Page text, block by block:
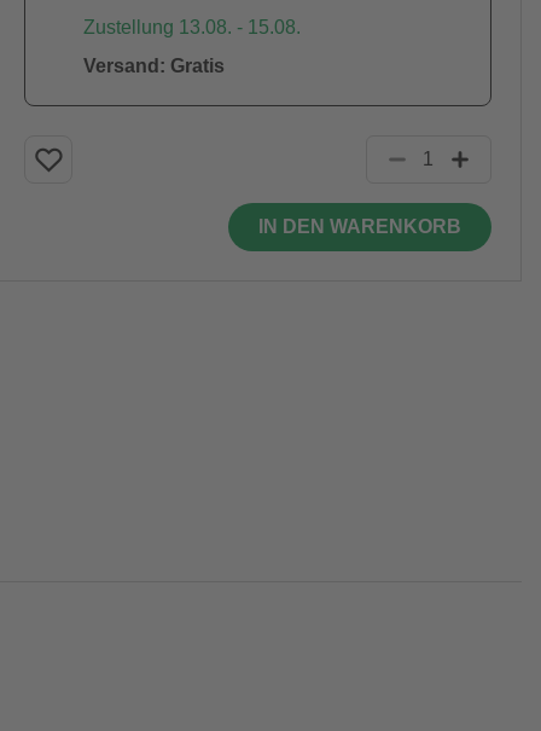
Zustellung 13.08. - 15.08.
Versand: Gratis
IN DEN WARENKORB